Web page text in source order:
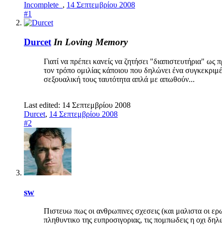
Incomplete_ , 14 Σεπτεμβρίου 2008
#1
Durcet In Loving Memory
Γιατί να πρέπει κανείς να ζητήσει "διαπιστευτήρια"
τον τρόπο ομιλίας κάποιου που δηλώνει ένα
σεξουαλική τους ταυτότητα απλά με απωθούν...
Last edited: 14 Σεπτεμβρίου 2008
Durcet, 14 Σεπτεμβρίου 2008
#2
sw
Πιστευω πως οι ανθρωπινες σχεσεις (και μαλιστα οι
πληθυντικο της ευπροσιγοριας, τις πομπωδεις η οχι